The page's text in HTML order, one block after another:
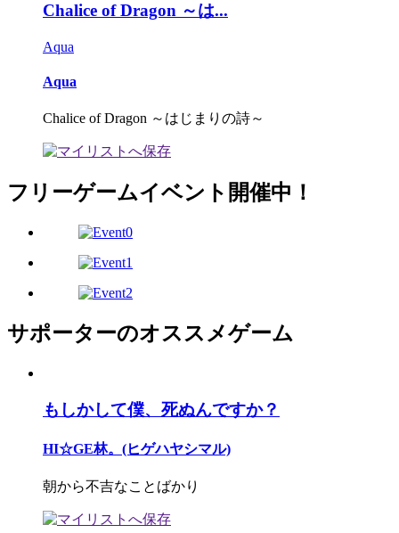
Chalice of Dragon ～は...
Aqua
Aqua
Chalice of Dragon ～はじまりの詩～
フリーゲームイベント開催中！
サポーターのオススメゲーム
もしかして僕、死ぬんですか？
HI☆GE林。(ヒゲハヤシマル)
朝から不吉なことばかり